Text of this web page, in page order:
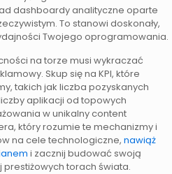
dashboardy analityczne oparte
To stanowi doskonały,
Twojego oprogramowania.
na torze musi wykraczać
Skup się na KPI, które
takich jak liczba pozyskanych
aplikacji od topowych
w unikalny content
który rozumie te mechanizmy i
na cele technologiczne,nawiąż
i zacznij budować swoją
torach świata.